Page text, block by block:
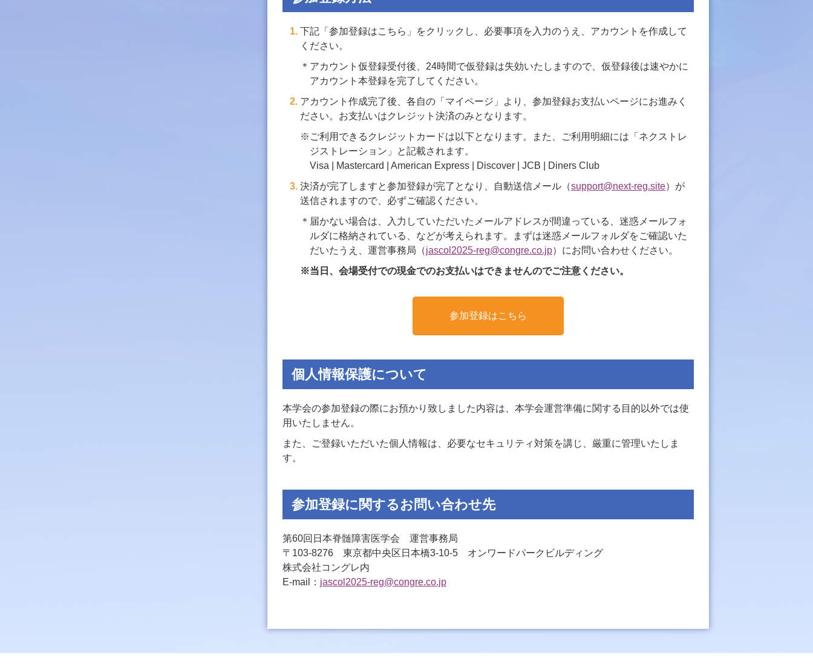
下記「参加登録はこちら」をクリックし、必要事項を入力のうえ、アカウントを作成して
ください。
＊アカウント仮登録受付後、24時間で仮登録は失効いたしますので、仮登録後は速やかに
アカウント本登録を完了してください。
アカウント作成完了後、各自の「マイページ」より、参加登録お支払いページにお進みく
ださい。お支払いはクレジット決済のみとなります。
※ご利用できるクレジットカードは以下となります。また、ご利用明細には「ネクストレ
ジストレーション」と記載されます。
Visa | Mastercard | American Express | Discover | JCB | Diners Club
決済が完了しますと参加登録が完了となり、自動送信メール（support@next-reg.site）が
送信されますので、必ずご確認ください。
＊届かない場合は、入力していただいたメールアドレスが間違っている、迷惑メールフォ
ルダに格納されている、などが考えられます。まずは迷惑メールフォルダをご確認いた
だいたうえ、運営事務局（jascol2025-reg@congre.co.jp）にお問い合わせください。
※当日、会場受付での現金でのお支払いはできませんのでご注意ください。
参加登録はこちら
個人情報保護について
本学会の参加登録の際にお預かり致しました内容は、本学会運営準備に関する目的以外では使
用いたしません。
また、ご登録いただいた個人情報は、必要なセキュリティ対策を講じ、厳重に管理いたしま
す。
参加登録に関するお問い合わせ先
第60回日本脊髄障害医学会 運営事務局
〒103-8276 東京都中央区日本橋3-10-5 オンワードパークビルディング
株式会社コングレ内
E-mail： jascol2025-reg@congre.co.jp